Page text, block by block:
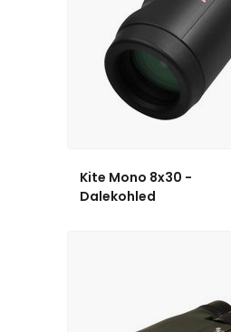
Kite Mono 8x30 -
Dalekohled